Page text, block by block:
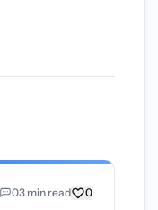
03 min read 0